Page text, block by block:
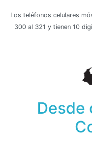
Los teléfonos celulares
300 al 321 y tienen 10
Desde